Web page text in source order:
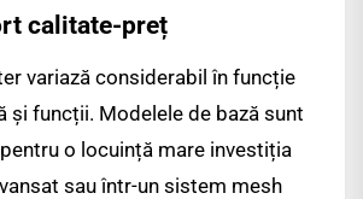
calitate-preț
variază considerabil în funcție
și funcții. Modelele de bază sunt
o locuință mare investiția
sau într-un sistem mesh